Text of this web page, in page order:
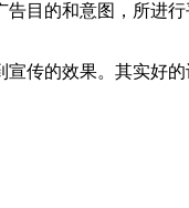
目的和意图，所进行
传的效果。其实好